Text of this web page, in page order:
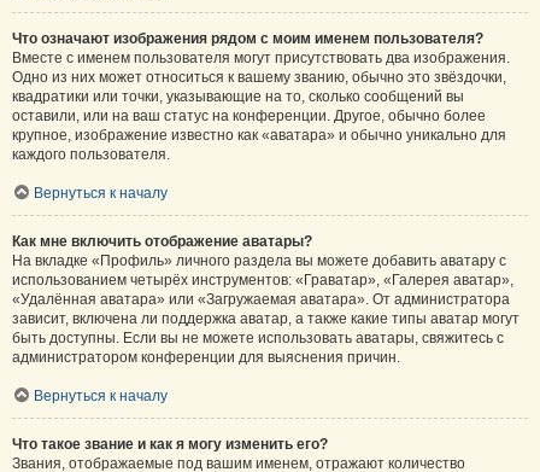
Что означают изображения рядом с моим именем пользователя?
Вместе с именем пользователя могут присутствовать два изображения.
Одно из них может относиться к вашему званию, обычно это звёздочки,
квадратики или точки, указывающие на то, сколько сообщений вы
оставили, или на ваш статус на конференции. Другое, обычно более
крупное, изображение известно как «аватара» и обычно уникально для
каждого пользователя.
Вернуться к началу
Как мне включить отображение аватары?
На вкладке «Профиль» личного раздела вы можете добавить аватару с
использованием четырёх инструментов: «Граватар», «Галерея аватар»,
«Удалённая аватара» или «Загружаемая аватара». От администратора
зависит, включена ли поддержка аватар, а также какие типы аватар могут
быть доступны. Если вы не можете использовать аватары, свяжитесь с
администратором конференции для выяснения причин.
Вернуться к началу
Что такое звание и как я могу изменить его?
Звания, отображаемые под вашим именем, отражают количество